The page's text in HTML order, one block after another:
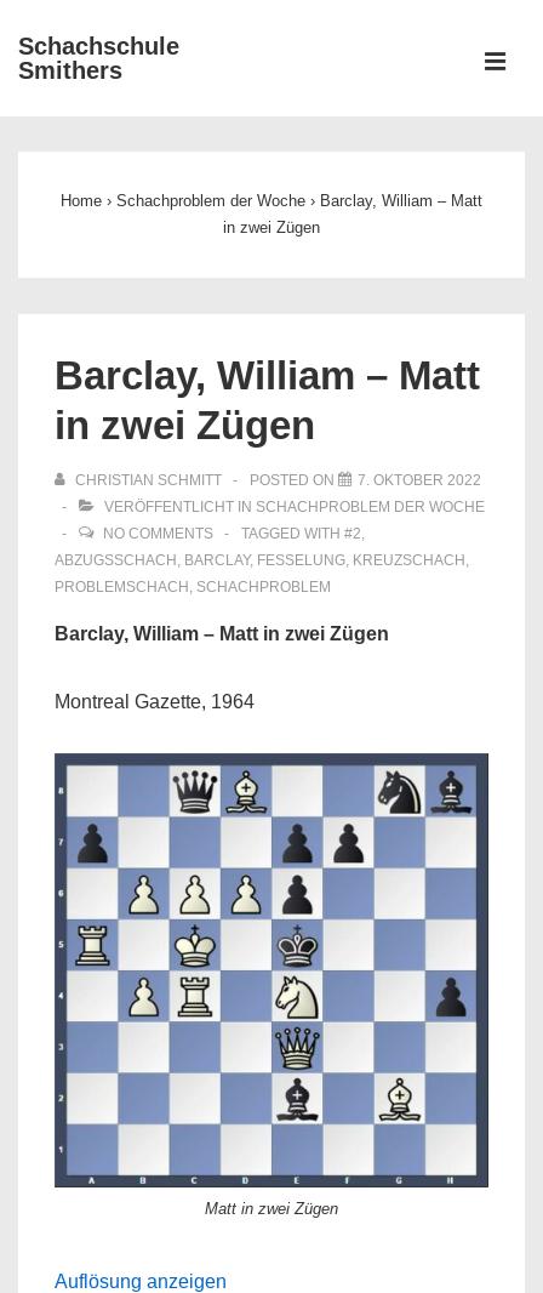
Zum
Inhalt
Schachschule
Smithers
Home › Schachproblem der Woche › Barclay, William – Matt
in zwei Zügen
Barclay, William – Matt
in zwei Zügen
CHRISTIAN SCHMITT POSTED ON
7. OKTOBER 2022
VERÖFFENTLICHT IN SCHACHPROBLEM DER WOCHE
NO COMMENTS
TAGGED WITH #2,
ABZUGSSCHACH , BARCLAY, FESSELUNG, KREUZSCHACH ,
PROBLEMSCHACH , SCHACHPROBLEM
Barclay, William – Matt in zwei Zügen
Montreal Gazette, 1964
Matt in zwei Zügen
Auflösung anzeigen